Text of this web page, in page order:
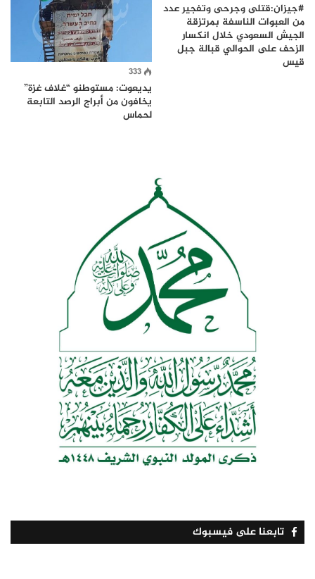
#جيزان:قتلى وجرحى وتفجير عدد
من العبوات الناسفة بمرتزقة
الجيش السعودي خلال انكسار
الزحف على الحوالي قبالة جبل
قيس
333
يديعوت: مستوطنو “غلاف غزة”
يخافون من أبراج الرصد التابعة
لحماس
تابعنا على فيسبوك